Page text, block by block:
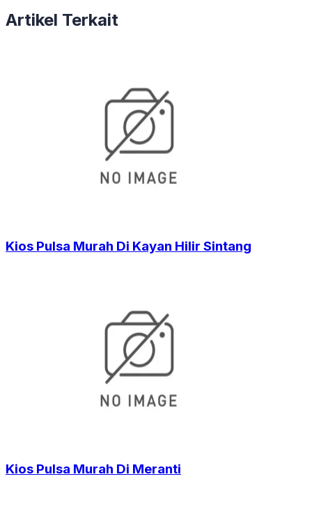
Artikel Terkait
Kios Pulsa Murah Di Kayan Hilir Sintang
Kios Pulsa Murah Di Meranti